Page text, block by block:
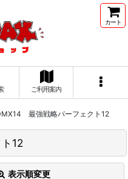
カート
ご利用案内
最強戦略パーフェクト12
12
表示順変更